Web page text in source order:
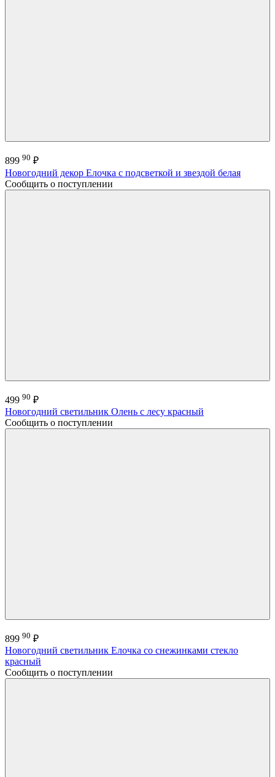
899 90 ₽
Новогодний декор Елочка с подсветкой и звездой белая
Сообщить о поступлении
499 90 ₽
Новогодний светильник Олень с лесу красный
Сообщить о поступлении
899 90 ₽
Новогодний светильник Елочка со снежинками стекло
красный
Сообщить о поступлении